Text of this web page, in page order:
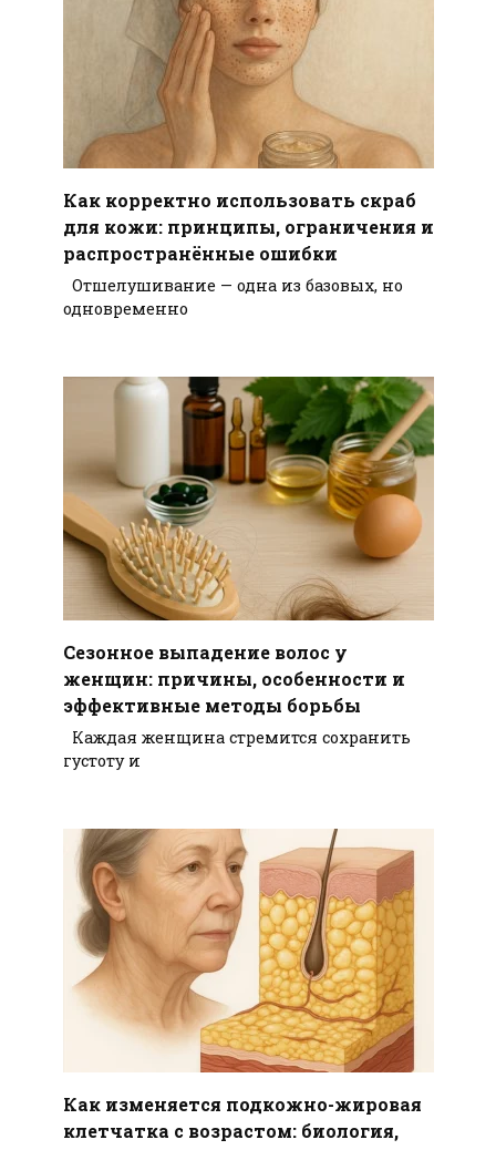
Как корректно использовать скраб
для кожи: принципы, ограничения и
распространённые ошибки
Отшелушивание — одна из базовых, но
одновременно
Сезонное выпадение волос у
женщин: причины, особенности и
эффективные методы борьбы
Каждая женщина стремится сохранить
густоту и
Как изменяется подкожно-жировая
клетчатка с возрастом: биология,